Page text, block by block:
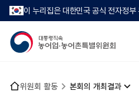
이 누리집은 대한민국 공식 전자정부
홈 위원회 활동 본회의 개최결과